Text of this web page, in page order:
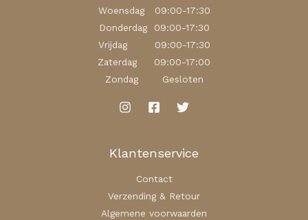
Woensdag 09:00-17:30
Donderdag 09:00-17:30
Vrijdag 09:00-17:30
Zaterdag 09:00-17:00
Zondag Gesloten
Klantenservice
Contact
Verzending & Retour
Algemene voorwaarden